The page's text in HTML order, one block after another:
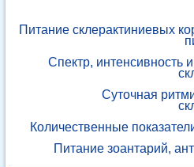
Питание склерактиниевых
Спектр, интенсивность
Суточная
Количественные
Питание зоантарий,